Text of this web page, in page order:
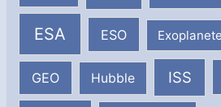
ESA ESO
GEO Hubble ISS